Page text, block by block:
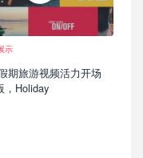
示
期旅游视频活力开场
，Holiday